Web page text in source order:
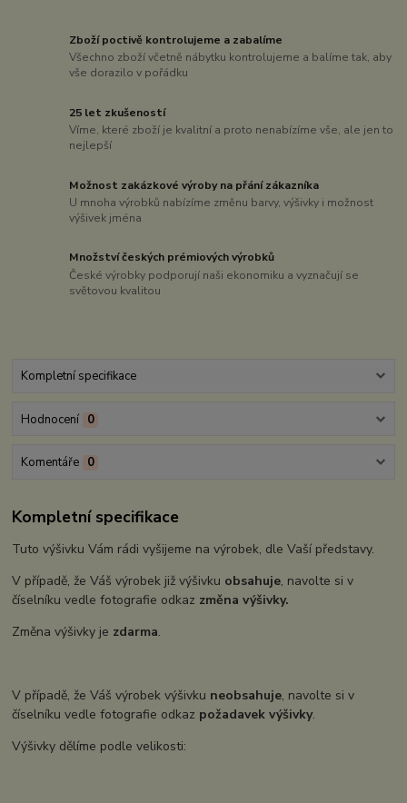
Zboží poctivě kontrolujeme a zabalíme
Všechno zboží včetně nábytku kontrolujeme a balíme tak, aby
vše dorazilo v pořádku
25 let zkušeností
Víme, které zboží je kvalitní a proto nenabízíme vše, ale jen to
nejlepší
Možnost zakázkové výroby na přání zákazníka
U mnoha výrobků nabízíme změnu barvy, výšivky i možnost
výšivek jména
Množství českých prémiových výrobků
České výrobky podporují naši ekonomiku a vyznačují se
světovou kvalitou
Kompletní specifikace
Hodnocení 0
Komentáře 0
Kompletní specifikace
Tuto výšivku Vám rádi vyšijeme na výrobek, dle Vaší představy.
V případě, že Váš výrobek již výšivku obsahuje, navolte si v
číselníku vedle fotografie odkaz změna výšivky.
Změna výšivky je zdarma.
V případě, že Váš výrobek výšivku neobsahuje, navolte si v
číselníku vedle fotografie odkaz požadavek výšivky.
Výšivky dělíme podle velikosti: